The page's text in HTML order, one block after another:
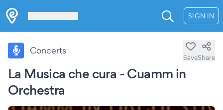
SIGN IN
La Musica che cura - Cuamm in
Orchestra
Concerts
SaveShare